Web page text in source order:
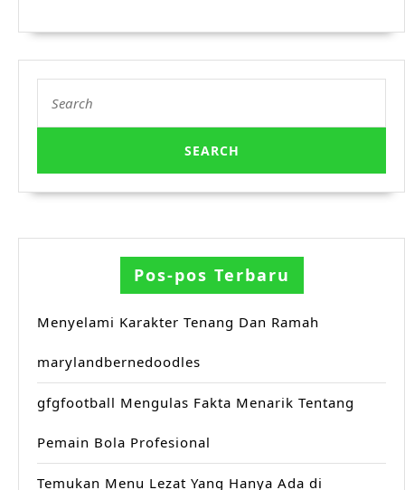
for:
Pos-pos Terbaru
Menyelami Karakter Tenang Dan Ramah
marylandbernedoodles
gfgfootball Mengulas Fakta Menarik Tentang
Pemain Bola Profesional
Temukan Menu Lezat Yang Hanya Ada di